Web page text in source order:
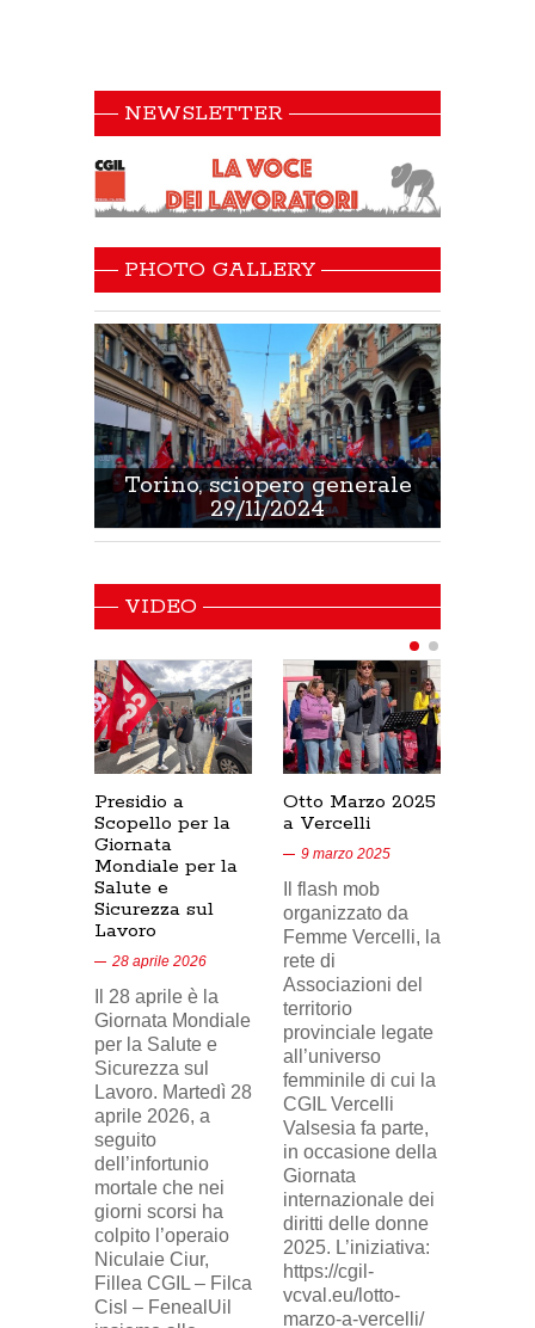
NEWSLETTER
PHOTO GALLERY
Torino, sciopero generale
29/11/2024
VIDEO
Presidio a
Scopello per la
Giornata
Mondiale per la
Salute e
Sicurezza sul
Lavoro
28 aprile 2026
Il 28 aprile è la
Giornata Mondiale
per la Salute e
Sicurezza sul
Lavoro. Martedì 28
aprile 2026, a
seguito
dell’infortunio
mortale che nei
giorni scorsi ha
colpito l’operaio
Niculaie Ciur,
Fillea CGIL – Filca
Cisl – FenealUil
Otto Marzo 2025
a Vercelli
9 marzo 2025
Il flash mob
organizzato da
Femme Vercelli, la
rete di
Associazioni del
territorio
provinciale legate
all’universo
femminile di cui la
CGIL Vercelli
Valsesia fa parte,
in occasione della
Giornata
internazionale dei
diritti delle donne
2025. L’iniziativa:
https://cgil-
vcval.eu/lotto-
marzo-a-vercelli/